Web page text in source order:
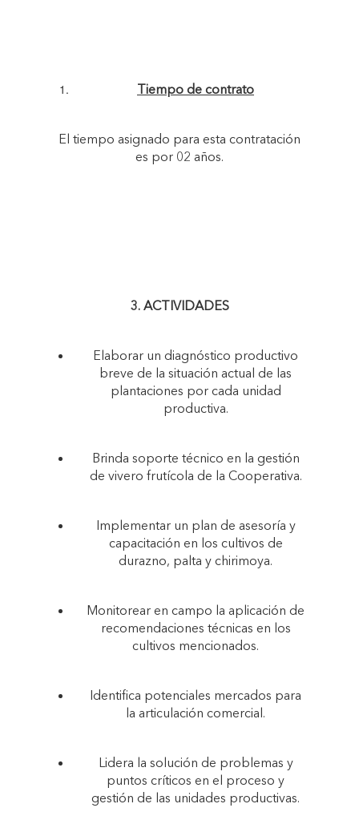
Tiempo de contrato
El tiempo asignado para esta contratación
es por 02 años.
3. ACTIVIDADES
Elaborar un diagnóstico productivo
breve de la situación actual de las
plantaciones por cada unidad
productiva.
Brinda soporte técnico en la gestión
de vivero frutícola de la Cooperativa.
Implementar un plan de asesoría y
capacitación en los cultivos de
durazno, palta y chirimoya.
Monitorear en campo la aplicación de
recomendaciones técnicas en los
cultivos mencionados.
Identifica potenciales mercados para
la articulación comercial.
Lidera la solución de problemas y
puntos críticos en el proceso y
gestión de las unidades productivas.